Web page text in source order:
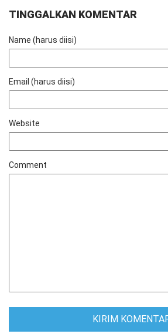
TINGGALKAN KOMENTAR
Name (harus diisi)
Email (harus diisi)
Website
Comment